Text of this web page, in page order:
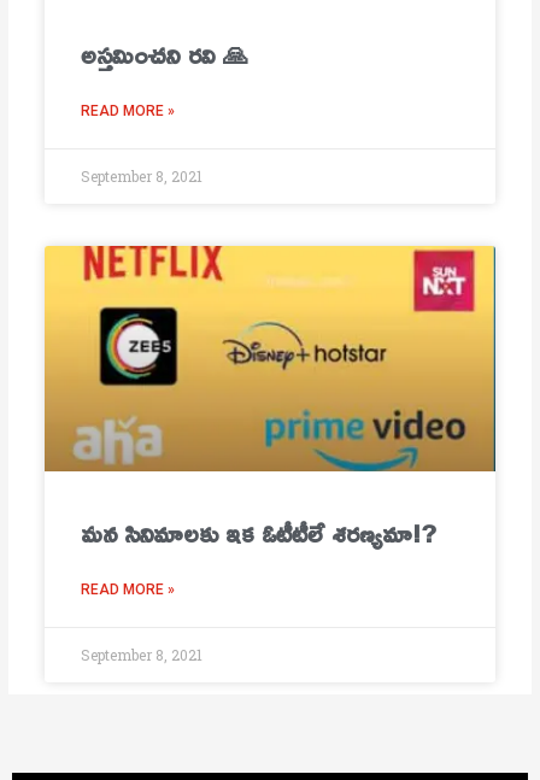
అస్తమించని రవి 🙏
READ MORE »
September 8, 2021
మ‌న సినిమాల‌కు ఇక ఓటీటీలే శ‌ర‌ణ్య‌మా!?
READ MORE »
September 8, 2021